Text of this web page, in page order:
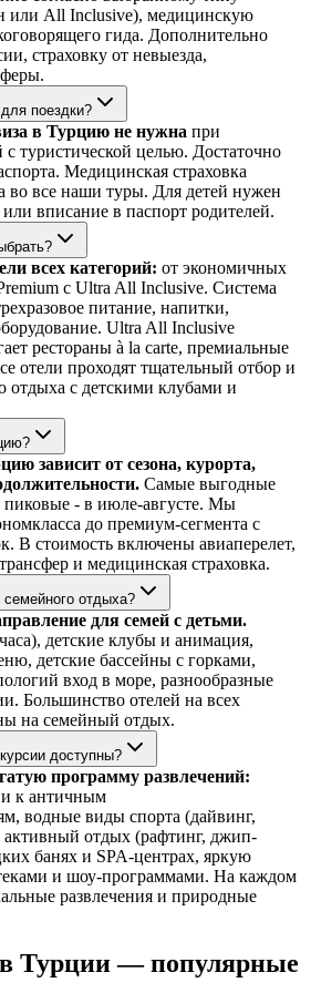
или All Inclusive), медицинскую
гида. Дополнительно
страховку от невыезда,
поездки?
в Турцию не нужна при
туристической целью. Достаточно
Медицинская страховка
во все наши туры. Для детей нужен
или вписание в паспорт родителей.
всех категорий: от экономичных
с Ultra All Inclusive. Система
питание, напитки,
Ultra All Inclusive
рестораны à la carte, премиальные
отели проходят тщательный отбор и
отдыха с детскими клубами и
зависит от сезона, курорта,
Самые выгодные
пиковые - в июле-августе. Мы
до премиум-сегмента с
В стоимость включены авиаперелет,
и медицинская страховка.
отдыха?
для семей с детьми.
детские клубы и анимация,
детские бассейны с горками,
вход в море, разнообразные
Большинство отелей на всех
на семейный отдых.
доступны?
программу развлечений:
к античным
водные виды спорта (дайвинг,
активный отдых (рафтинг, джип-
банях и SPA-центрах, яркую
и шоу-программами. На каждом
развлечения и природные
в Турции — популярные